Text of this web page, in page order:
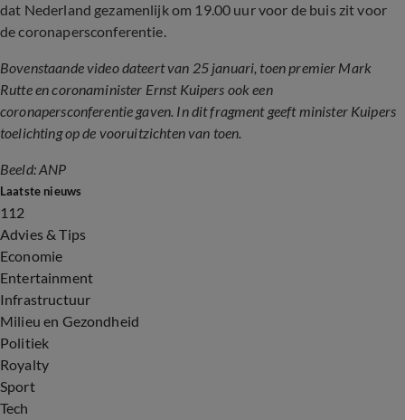
dat Nederland gezamenlijk om 19.00 uur voor de buis zit voor
de coronapersconferentie.
Bovenstaande video dateert van 25 januari, toen premier Mark
Rutte en coronaminister Ernst Kuipers ook een
coronapersconferentie gaven. In dit fragment geeft minister Kuipers
toelichting op de vooruitzichten van toen.
Beeld: ANP
Laatste nieuws
112
Advies & Tips
Economie
Entertainment
Infrastructuur
Milieu en Gezondheid
Politiek
Royalty
Sport
Tech